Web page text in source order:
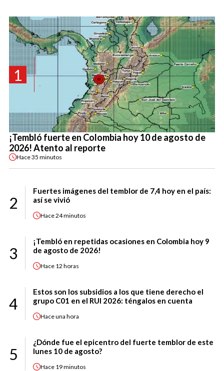
1
¡Tembló fuerte en Colombia hoy 10 de agosto de
2026! Atento al reporte
Hace35 minutos
2
Fuertes imágenes del temblor de 7,4 hoy en el país:
así se vivió
Hace24 minutos
3
¡Tembló en repetidas ocasiones en Colombia hoy 9
de agosto de 2026!
Hace 12 horas
4
Estos son los subsidios a los que tiene derecho el
grupo C01 en el RUI 2026: téngalos en cuenta
Haceuna hora
5
¿Dónde fue el epicentro del fuerte temblor de este
lunes 10 de agosto?
Hace 19 minutos